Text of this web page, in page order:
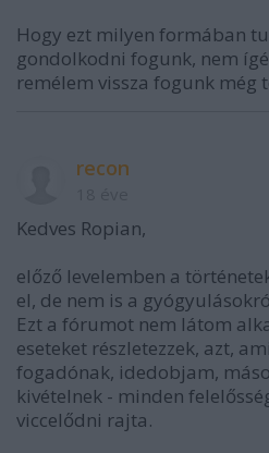
Hogy ezt milyen formában
gondolkodni fogunk, nem
remélem vissza fogunk még
recon
Kedves Ropian,
előző levelemben a
el, de nem is a
Ezt a fórumot nem látom
eseteket részletezzek, azt,
fogadónak, idedobjam,
kivételnek - minden
viccelődni rajta.